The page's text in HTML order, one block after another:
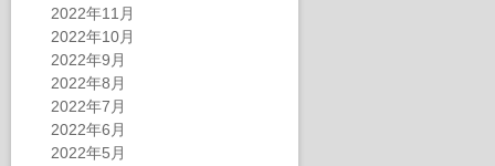
2022年11月
2022年10月
2022年9月
2022年8月
2022年7月
2022年6月
2022年5月